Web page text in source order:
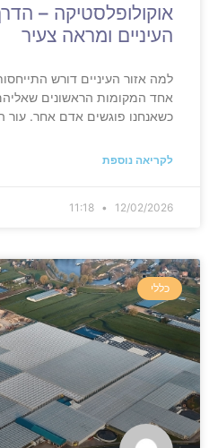
אוקולופלסטיקה –
העיניים ומראה צעיר
למה אזור העיניים דורש
אחד המקומות הראשונים
כשאנחנו פוגשים אדם אחר. עור
לקריאה נוספת
12/02/2026
כללי